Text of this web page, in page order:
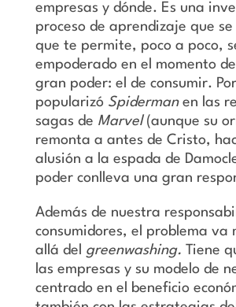
empresas y dónde. Es una
proceso de aprendizaje que
que te permite, poco a poco,
empoderado en el momento
gran poder: el de consumir.
popularizó Spiderman en las
sagas de Marvel (aunque su
remonta a antes de Cristo,
alusión a la espada de
poder conlleva una gran
Además de nuestra
consumidores, el problema va
allá del greenwashing. Tiene
las empresas y su modelo de
centrado en el beneficio